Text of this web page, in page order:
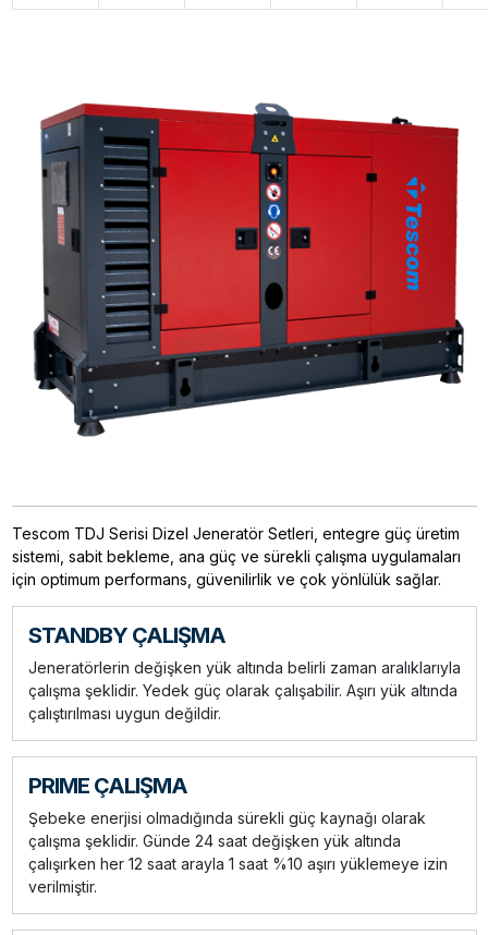
Tescom TDJ Serisi Dizel Jeneratör Setleri, entegre güç üretim
sistemi, sabit bekleme, ana güç ve sürekli çalışma uygulamaları
için optimum performans, güvenilirlik ve çok yönlülük sağlar.
STANDBY ÇALIŞMA
Jeneratörlerin değişken yük altında belirli zaman aralıklarıyla
çalışma şeklidir. Yedek güç olarak çalışabilir. Aşırı yük altında
çalıştırılması uygun değildir.
PRIME ÇALIŞMA
Şebeke enerjisi olmadığında sürekli güç kaynağı olarak
çalışma şeklidir. Günde 24 saat değişken yük altında
çalışırken her 12 saat arayla 1 saat %10 aşırı yüklemeye izin
verilmiştir.